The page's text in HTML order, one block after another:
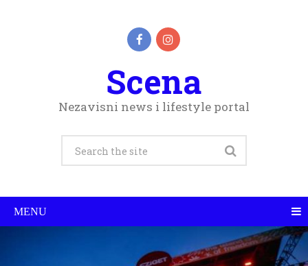
Scena
Nezavisni news i lifestyle portal
MENU